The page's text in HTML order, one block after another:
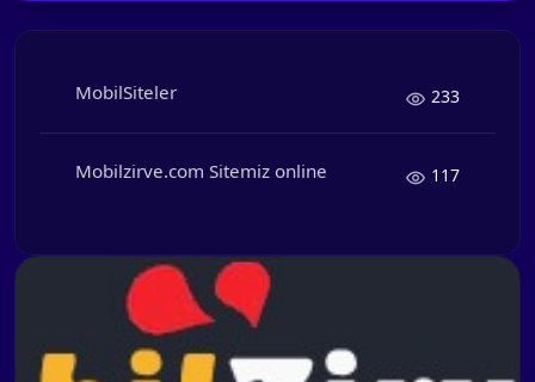
MobilSiteler 233
Mobilzirve.com Sitemiz online 117